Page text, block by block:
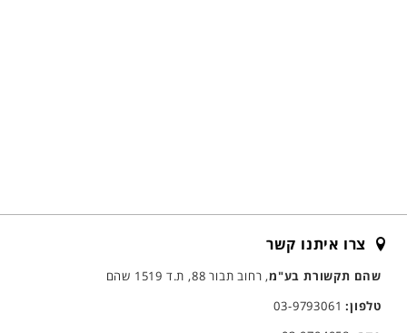
צרו איתנו קשר
שהם תקשורת בע"מ, רחוב תבור 88, ת.ד 1519 שהם
טלפון:03-9793061